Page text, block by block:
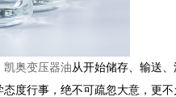
凯奥变压器油从开始储存、输送
度行事，绝不可疏忽大意，更不